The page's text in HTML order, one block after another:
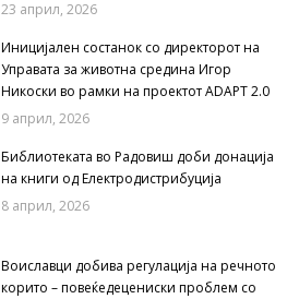
23 април, 2026
Иницијален состанок со директорот на
Управата за животна средина Игор
Никоски во рамки на проектот ADAPT 2.0
9 април, 2026
Библиотеката во Радовиш доби донација
на книги од Електродистрибуција
8 април, 2026
Воиславци добива регулација на речното
корито – повеќедецениски проблем со